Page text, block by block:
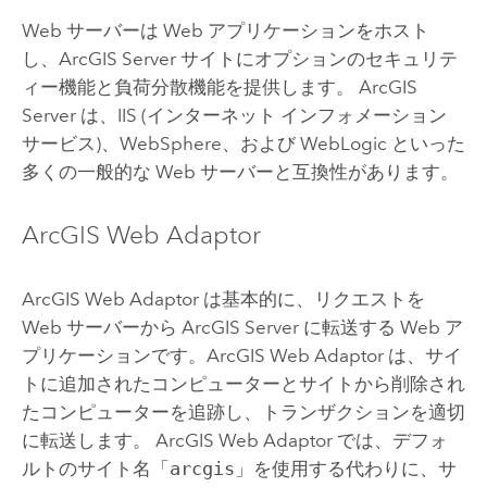
Web サーバーは Web アプリケーションをホスト
し、 ArcGIS Serverサイトにオプションのセキュリテ
ィー機能と負荷分散機能を提供します。 ArcGIS
Serverは、IIS (インターネット インフォメーション
サービス)、WebSphere、および WebLogic といった
多くの一般的な Web サーバーと互換性があります。
ArcGIS Web Adaptor
ArcGIS Web Adaptorは基本的に、リクエストを
Web サーバーから ArcGIS Serverに転送する Web ア
プリケーションです。 ArcGIS Web Adaptorは、サイ
トに追加されたコンピューターとサイトから削除され
たコンピューターを追跡し、トランザクションを適切
に転送します。 ArcGIS Web Adaptorでは、デフォ
ルトのサイト名「 arcgis 」を使用する代わりに、サ